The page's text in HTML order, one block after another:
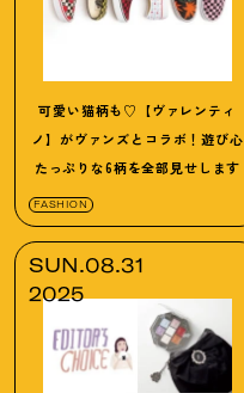
可愛い猫柄も♡【ヴァレンティ
ノ】がヴァンズとコラボ ！遊び心
たっぷりな6柄を全部見せします
FASHION
SUN.08.31
2025